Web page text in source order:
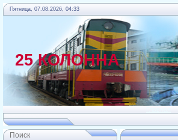
Пятница, 07.08.2026, 04:33
25 КОЛОННА
Поиск